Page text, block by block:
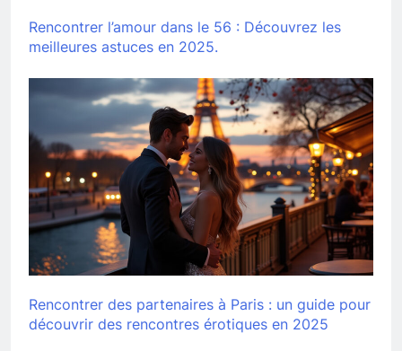
Rencontrer l’amour dans le 56 : Découvrez les
meilleures astuces en 2025.
Rencontrer des partenaires à Paris : un guide pour
découvrir des rencontres érotiques en 2025